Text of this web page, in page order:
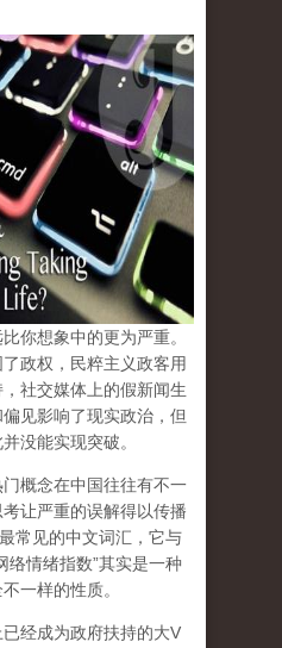
你想象中的更为严重。
政权，民粹主义政客用
社交媒体上的假新闻生
见影响了现实政治，但
没能实现突破。
概念在中国往往有不一
让严重的误解得以传播
常见的中文词汇，它与
络情绪指数”其实是一种
一样的性质。
经成为政府扶持的大V